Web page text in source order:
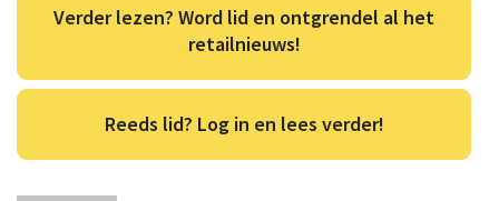
Verder lezen? Word lid en ontgrendel al het
retailnieuws!
Reeds lid? Log in en lees verder!